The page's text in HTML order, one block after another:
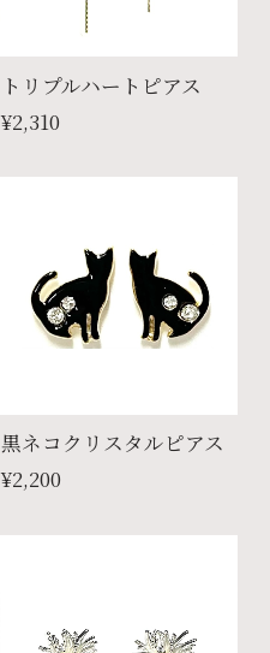
トリプルハートピアス
¥2,310
黒ネコクリスタルピアス
¥2,200